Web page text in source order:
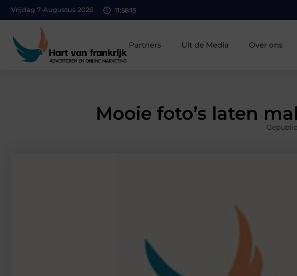
Vrijdag 7 Augustus 2026 11:58:16
Partners Uit de Media Over ons
Mooie foto’s laten